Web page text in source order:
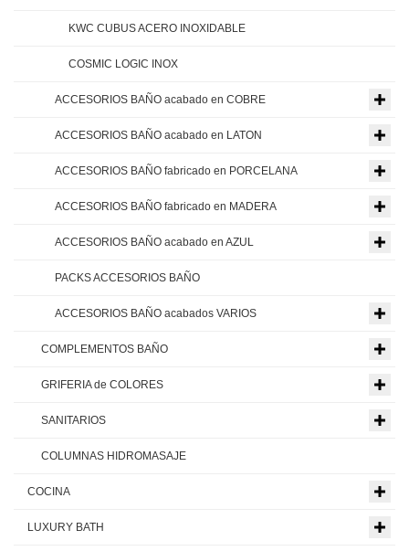
KWC CUBUS ACERO INOXIDABLE
COSMIC LOGIC INOX
ACCESORIOS BAÑO acabado en COBRE
ACCESORIOS BAÑO acabado en LATON
ACCESORIOS BAÑO fabricado en PORCELANA
ACCESORIOS BAÑO fabricado en MADERA
ACCESORIOS BAÑO acabado en AZUL
PACKS ACCESORIOS BAÑO
ACCESORIOS BAÑO acabados VARIOS
COMPLEMENTOS BAÑO
GRIFERIA de COLORES
SANITARIOS
COLUMNAS HIDROMASAJE
COCINA
LUXURY BATH